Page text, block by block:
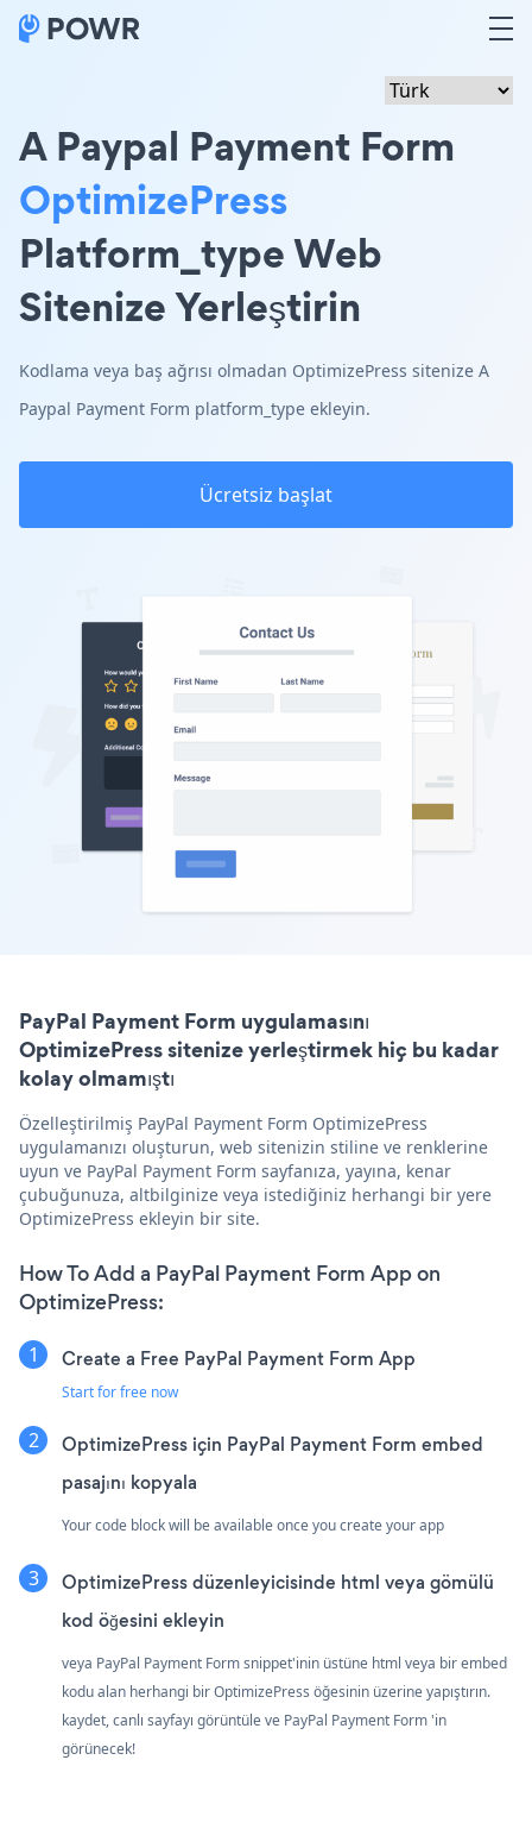
A Paypal Payment Form
OptimizePress
Platform_type Web
Sitenize Yerleştirin
Kodlama veya baş ağrısı olmadan OptimizePress sitenize A
Paypal Payment Form platform_type ekleyin.
Ücretsiz başlat
PayPal Payment Form uygulamasını
OptimizePress sitenize yerleştirmek hiç bu kadar
kolay olmamıştı
Özelleştirilmiş PayPal Payment Form OptimizePress
uygulamanızı oluşturun, web sitenizin stiline ve renklerine
uyun ve PayPal Payment Form sayfanıza, yayına, kenar
çubuğunuza, altbilginize veya istediğiniz herhangi bir yere
OptimizePress ekleyin bir site.
How To Add a PayPal Payment Form App on
OptimizePress:
Create a Free PayPal Payment Form App
Start for free now
OptimizePress için PayPal Payment Form embed
pasajını kopyala
Your code block will be available once you create your app
OptimizePress düzenleyicisinde html veya gömülü
kod öğesini ekleyin
veya PayPal Payment Form snippet'inin üstüne html veya bir embed
kodu alan herhangi bir OptimizePress öğesinin üzerine yapıştırın.
kaydet, canlı sayfayı görüntüle ve PayPal Payment Form 'in
görünecek!